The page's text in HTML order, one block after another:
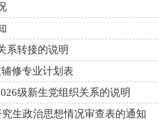
系转接的说明
修专业计划表
级新生党组织关系的说明
生政治思想情况审查表的通知